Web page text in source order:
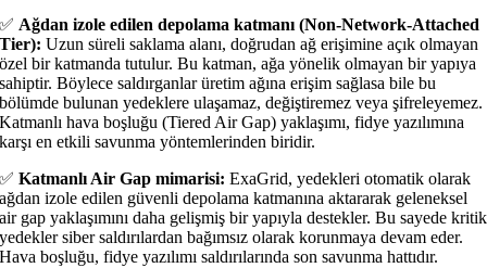
✅ Ağdan izole edilen depolama katmanı (Non-Network-Attached
Tier): Uzun süreli saklama alanı, doğrudan ağ erişimine açık olmayan
özel bir katmanda tutulur. Bu katman, ağa yönelik olmayan bir yapıya
sahiptir. Böylece saldırganlar üretim ağına erişim sağlasa bile bu
bölümde bulunan yedeklere ulaşamaz, değiştiremez veya şifreleyemez.
Katmanlı hava boşluğu (Tiered Air Gap) yaklaşımı, fidye yazılımına
karşı en etkili savunma yöntemlerinden biridir.
✅Katmanlı Air Gap mimarisi: ExaGrid, yedekleri otomatik olarak
ağdan izole edilen güvenli depolama katmanına aktararak geleneksel
air gap yaklaşımını daha gelişmiş bir yapıyla destekler. Bu sayede kritik
yedekler siber saldırılardan bağımsız olarak korunmaya devam eder.
Hava boşluğu, fidye yazılımı saldırılarında son savunma hattıdır.